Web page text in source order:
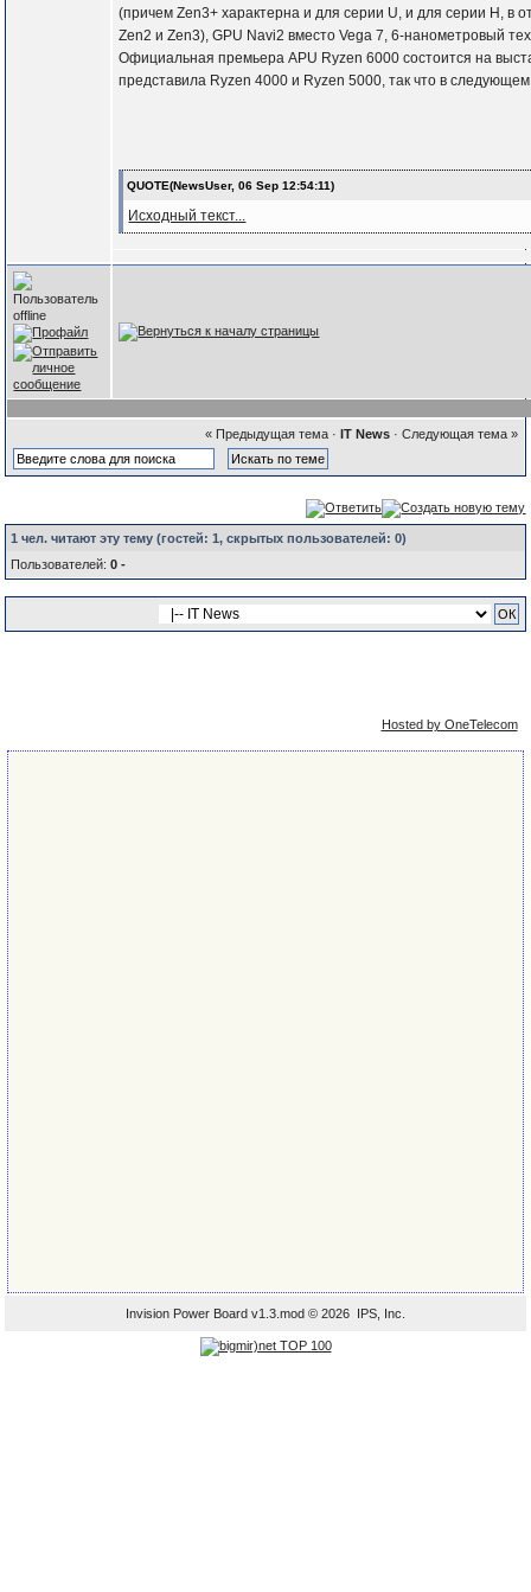
(причем Zen3+ характерна и для серии U, и для серии H, в
Zen2 и Zen3), GPU Navi2 вместо Vega 7, 6-нанометровый
Официальная премьера APU Ryzen 6000 состоится на
представила Ryzen 4000 и Ryzen 5000, так что в
QUOTE(NewsUser, 06 Sep 12:54:11)
Исходный текст...
« Предыдущая тема· IT News· Следующая тема »
1 чел. читают эту тему (гостей:1, скрытых пользователей:0)
Пользователей:0 -
Hosted by OneTelecom
Invision Power Board v1.3.mod © 2026 IPS, Inc.